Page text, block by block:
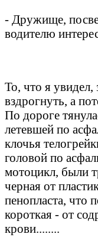
- Дружище,
водителю
То, что я увидел,
вздрогнуть, а
По дороге
летевшей по
клочья
головой по
мотоцикл, были
черная от
пенопласта, что
короткая - от
крови........